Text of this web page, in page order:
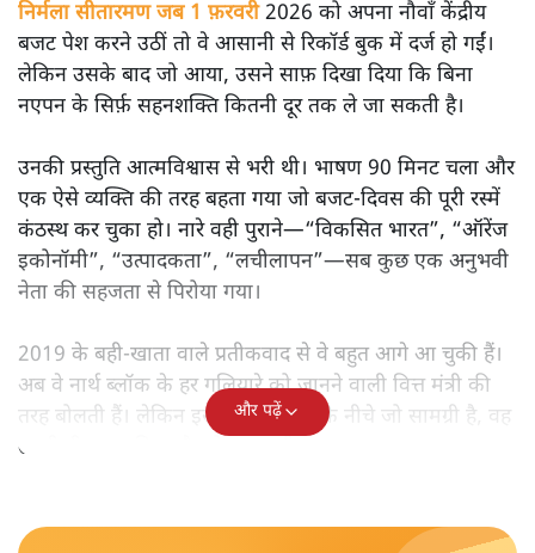
निर्मला सीतारमण जब 1 फ़रवरी2026 को अपना नौवाँ केंद्रीय
बजट पेश करने उठीं तो वे आसानी से रिकॉर्ड बुक में दर्ज हो गईं।
लेकिन उसके बाद जो आया, उसने साफ़ दिखा दिया कि बिना
नएपन के सिर्फ़ सहनशक्ति कितनी दूर तक ले जा सकती है।
उनकी प्रस्तुति आत्मविश्वास से भरी थी। भाषण 90 मिनट चला और
एक ऐसे व्यक्ति की तरह बहता गया जो बजट‑दिवस की पूरी रस्में
कंठस्थ कर चुका हो। नारे वही पुराने—“विकसित भारत”, “ऑरेंज
इकोनॉमी”, “उत्पादकता”, “लचीलापन”—सब कुछ एक अनुभवी
नेता की सहजता से पिरोया गया।
2019 के बही‑खाता वाले प्रतीकवाद से वे बहुत आगे आ चुकी हैं।
अब वे नार्थ ब्लॉक के हर गलियारे को जानने वाली वित्त मंत्री की
तरह बोलती हैं। लेकिन इस आत्मविश्वास के नीचे जो सामग्री है, वह
उतनी ही अनुमानित और दोहराव भरी।
और पढ़ें